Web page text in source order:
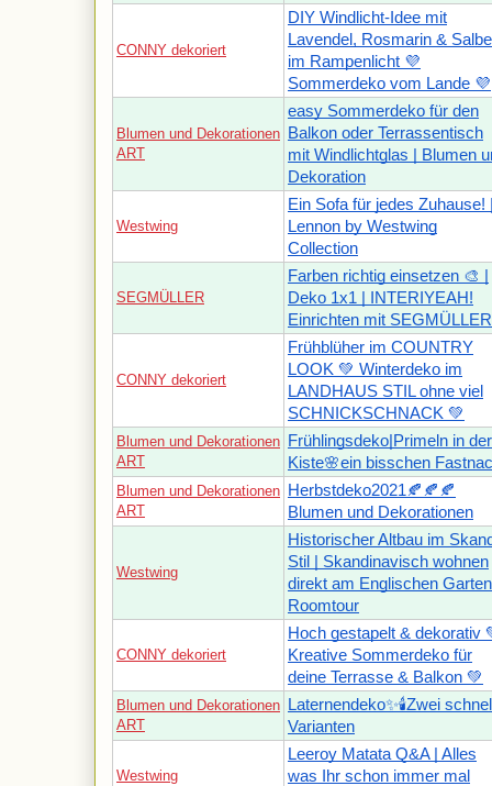
CONNY dekoriert
DIY Windlicht-Idee mit
Lavendel, Rosmarin &
im Rampenlicht 💜
Sommerdeko vom Lande 💜
Blumen und Dekorationen
ART
easy Sommerdeko für den
Balkon oder Terrassentisch
mit Windlichtglas | Blumen
Dekoration
Westwing
Ein Sofa für jedes Zuhause!
Lennon by Westwing
Collection
SEGMÜLLER
Farben richtig einsetzen 🎨 |
Deko 1x1 | INTERIYEAH!
Einrichten mit SEGMÜLLER
CONNY dekoriert
Frühblüher im COUNTRY
LOOK 💚 Winterdeko im
LANDHAUS STIL ohne viel
SCHNICKSCHNACK 💚
Blumen und Dekorationen
ART
Frühlingsdeko|Primeln in der
Kiste🌸ein bisschen
Blumen und Dekorationen
ART
Herbstdeko2021🍂🍂🍂
Blumen und Dekorationen
Westwing
Historischer Altbau im
Stil | Skandinavisch wohnen
direkt am Englischen
Roomtour
CONNY dekoriert
Hoch gestapelt & dekorativ
Kreative Sommerdeko für
deine Terrasse & Balkon 💚
Blumen und Dekorationen
ART
Laternendeko✨🕯Zwei
Varianten
Westwing
Leeroy Matata Q&A | Alles
was Ihr schon immer mal